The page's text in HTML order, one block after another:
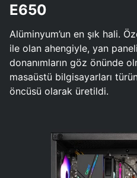
E650
Alüminyum’un en şık hali.
ile olan ahengiyle, yan
donanımların göz önünde
masaüstü bilgisayarları
öncüsü olarak üretildi.